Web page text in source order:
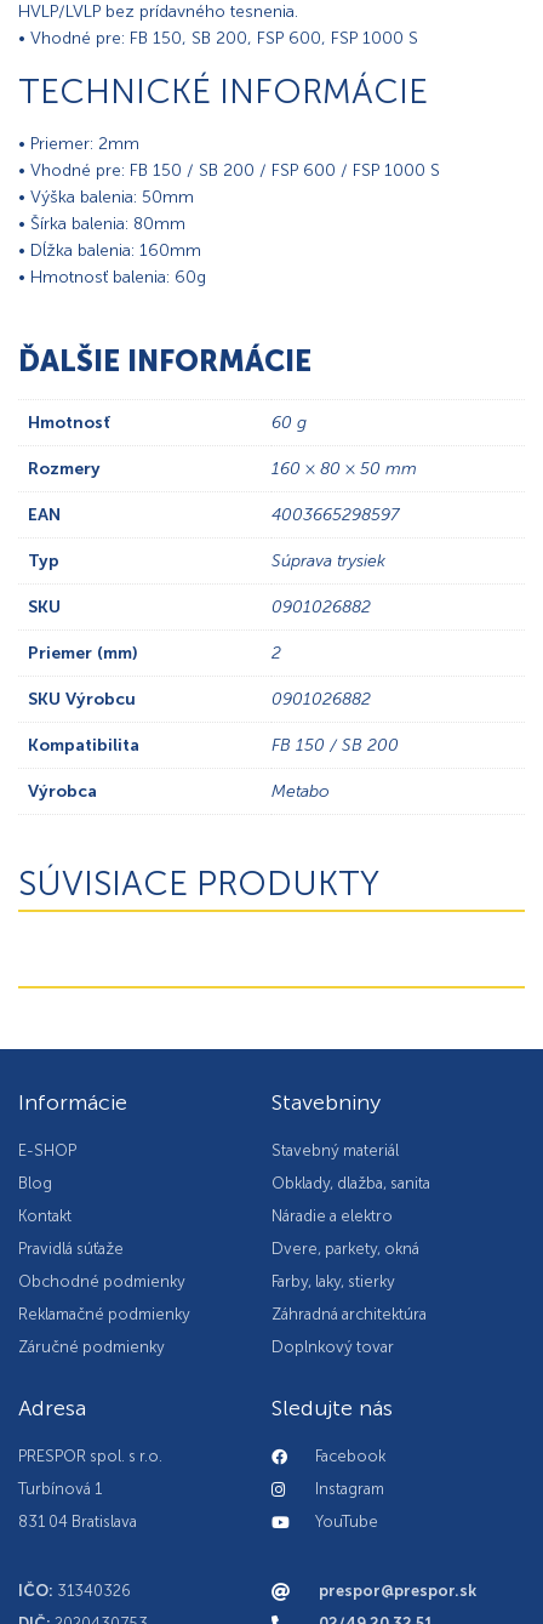
HVLP/LVLP bez prídavného tesnenia.
• Vhodné pre: FB 150, SB 200, FSP 600, FSP 1000 S
TECHNICKÉ INFORMÁCIE
• Priemer: 2mm
• Vhodné pre: FB 150 / SB 200 / FSP 600 / FSP 1000 S
• Výška balenia: 50mm
• Šírka balenia: 80mm
• Dĺžka balenia: 160mm
• Hmotnosť balenia: 60g
ĎALŠIE INFORMÁCIE
Hmotnosť 60 g
Rozmery 160 × 80 × 50 mm
EAN 4003665298597
Typ Súprava trysiek
SKU 0901026882
Priemer (mm) 2
SKU Výrobcu 0901026882
Kompatibilita FB 150 / SB 200
Výrobca Metabo
SÚVISIACE PRODUKTY
Informácie
E-SHOP
Blog
Kontakt
Pravidlá súťaže
Obchodné podmienky
Reklamačné podmienky
Záručné podmienky
Stavebniny
Stavebný materiál
Obklady, dlažba, sanita
Náradie a elektro
Dvere, parkety, okná
Farby, laky, stierky
Záhradná architektúra
Doplnkový tovar
Adresa
PRESPOR spol. s r.o.
Turbínová 1
831 04 Bratislava
IČO: 31340326
Sledujte nás
Facebook
Instagram
YouTube
prespor@prespor.sk